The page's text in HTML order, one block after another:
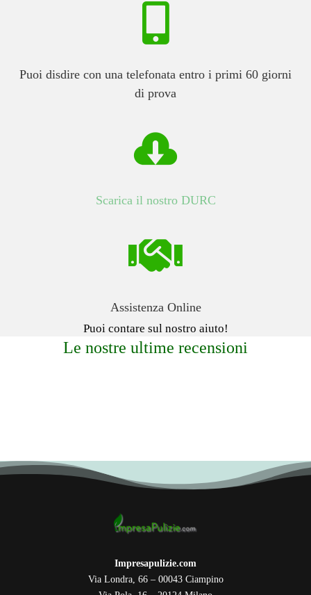

Puoi disdire con una telefonata entro i primi 60 giorni
di prova

Scarica il nostro DURC

Assistenza Online
Puoi contare sul nostro aiuto!
Le nostre ultime recensioni
Impresapulizie.com
Via Londra, 66 – 00043 Ciampino